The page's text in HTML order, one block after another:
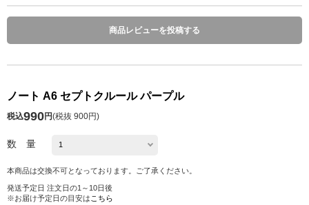
商品レビューを投稿する
ノート A6 セプトクルール パープル
税込990円(税抜 900円)
数 量
本商品は交換不可となっております。ご了承ください。
発送予定日 注文日の1～10日後
※お届け予定日の目安は こちら